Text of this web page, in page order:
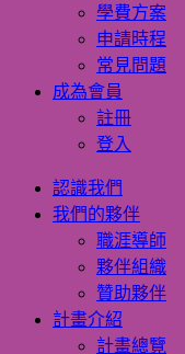
學費方案
申請時程
常見問題
成為會員
註冊
登入
認識我們
我們的夥伴
職涯導師
夥伴組織
贊助夥伴
計畫介紹
計畫總覽